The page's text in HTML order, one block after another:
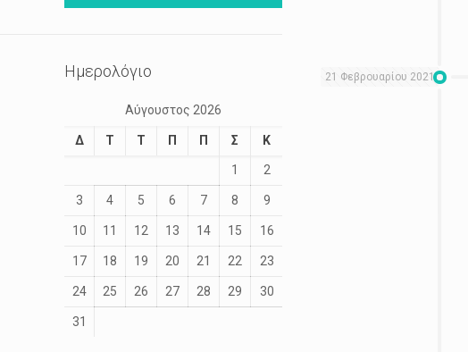
21 Φεβρουαρίου 2021
Ημερολόγιο
Αύγουστος 2026
Δ Τ Τ Π Π Σ Κ
1 2
3 4 5 6 7 8 9
10 11 12 13 14 15 16
17 18 19 20 21 22 23
24 25 26 27 28 29 30
31